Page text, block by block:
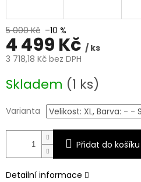
5 000 Kč –10 %
4 499 Kč / ks
3 718,18 Kč bez DPH
cena:
Skladem (1 ks)
Varianta
Přidat do košíku
Detailní informace